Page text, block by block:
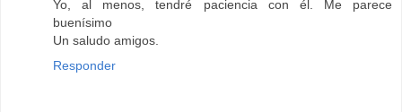
Yo, al menos, tendré paciencia con él. Me parece
buenísimo
Un saludo amigos.
Responder